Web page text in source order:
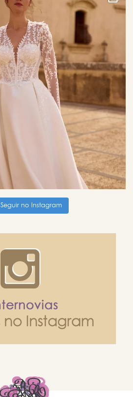
Seguir no Instagram